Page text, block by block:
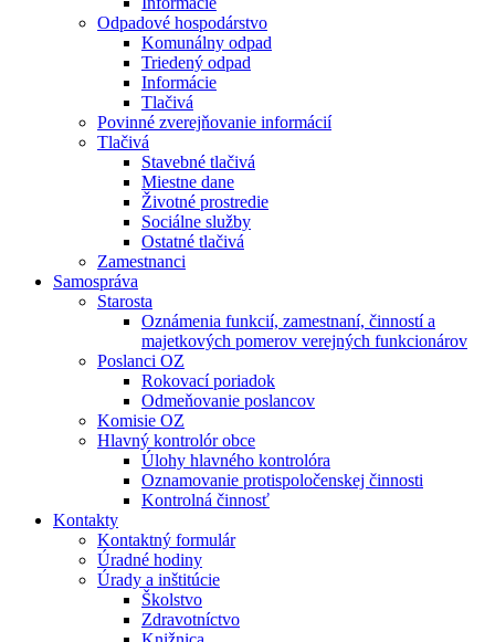
Odpadové hospodárstvo
Komunálny odpad
Triedený odpad
Informácie
Tlačivá
Povinné zverejňovanie informácií
Tlačivá
Stavebné tlačivá
Miestne dane
Životné prostredie
Sociálne služby
Ostatné tlačivá
Zamestnanci
Samospráva
Starosta
Oznámenia funkcií, zamestnaní, činností a
majetkových pomerov verejných funkcionárov
Poslanci OZ
Rokovací poriadok
Odmeňovanie poslancov
Komisie OZ
Hlavný kontrolór obce
Úlohy hlavného kontrolóra
Oznamovanie protispoločenskej činnosti
Kontrolná činnosť
Kontakty
Kontaktný formulár
Úradné hodiny
Úrady a inštitúcie
Školstvo
Zdravotníctvo